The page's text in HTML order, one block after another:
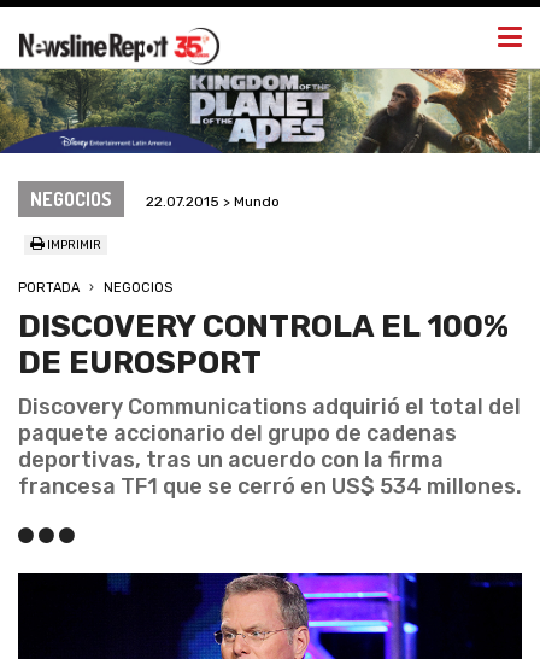
NEGOCIOS 22.07.2015 > Mundo
IMPRIMIR
PORTADA NEGOCIOS
DISCOVERY CONTROLA EL 100%
DE EUROSPORT
Discovery Communications adquirió el total del
paquete accionario del grupo de cadenas
deportivas, tras un acuerdo con la firma
francesa TF1 que se cerró en US$ 534 millones.